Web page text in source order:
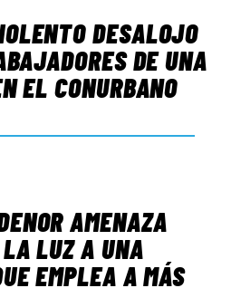
DESALOJO
DE UNA
EL CONURBANO
AMENAZA
LUZ A UNA
EMPLEA A MÁS